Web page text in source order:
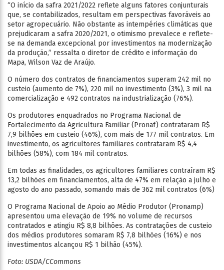
“O início da safra 2021/2022 reflete alguns fatores conjunturais
que, se contabilizados, resultam em perspectivas favoráveis ao
setor agropecuário. Não obstante as intempéries climáticas que
prejudicaram a safra 2020/2021, o otimismo prevalece e reflete-
se na demanda excepcional por investimentos na modernização
da produção,” ressalta o diretor de crédito e informação do
Mapa, Wilson Vaz de Araújo.
O número dos contratos de financiamentos superam 242 mil no
custeio (aumento de 7%), 220 mil no investimento (3%), 3 mil na
comercialização e 492 contratos na industrialização (76%).
Os produtores enquadrados no Programa Nacional de
Fortalecimento da Agricultura Familiar (Pronaf) contrataram R$
7,9 bilhões em custeio (46%), com mais de 177 mil contratos. Em
investimento, os agricultores familiares contrataram R$ 4,4
bilhões (58%), com 184 mil contratos.
Em todas as finalidades, os agricultores familiares contraíram R$
13,2 bilhões em financiamentos, alta de 47% em relação a julho e
agosto do ano passado, somando mais de 362 mil contratos (6%)
O Programa Nacional de Apoio ao Médio Produtor (Pronamp)
apresentou uma elevação de 19% no volume de recursos
contratados e atingiu R$ 8,8 bilhões. As contratações de custeio
dos médios produtores somaram R$ 7,8 bilhões (16%) e nos
investimentos alcançou R$ 1 bilhão (45%).
Foto: USDA/CCommons